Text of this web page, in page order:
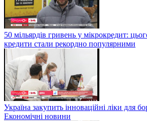
50 мільярдів гривень у мікрокредит:
кредити стали рекордно популярними
Україна закупить інноваційні ліки для
Економічні новини